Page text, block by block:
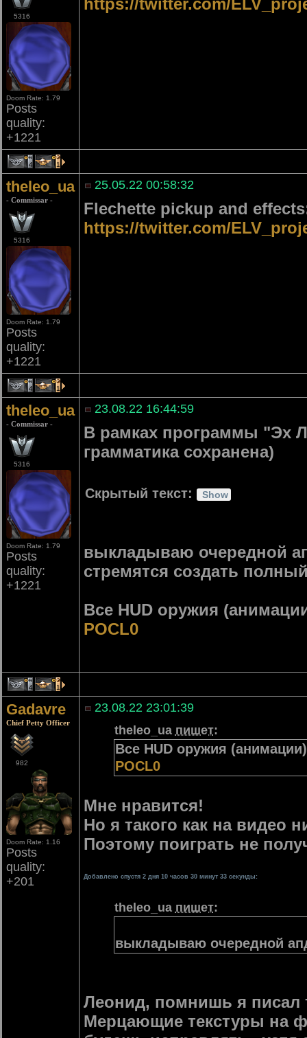
5316
Doom Rate: 1.79
Posts
quality:
+1221
https://twitter.com/
4 1
theleo_ua
- Commissar -
5316
Doom Rate: 1.79
Posts
quality:
+1221
25.05.22 00:58:32
Flechette pickup and
https://twitter.com/
4 1
theleo_ua
- Commissar -
5316
Doom Rate: 1.79
Posts
quality:
+1221
23.08.22 16:44:59
В рамках программы "Эх
грамматика сохранена)
Скрытый текст:
выкладываю очередной
стремятся создать
Все HUD оружия
POCL0
4 1
Gadavre
Chief Petty Officer
982
Doom Rate: 1.16
Posts
quality:
+201
23.08.22 23:01:39
theleo_ua пишет:
Все HUD оружия
POCL0
Мне нравится!
Но я такого как на видео
Поэтому поиграть не
Добавлено спустя 2 дня 10 часов 30 минут 33 секунды:
theleo_ua пишет:
выкладываю очередной
Леонид, помнишь я писал
Мерцающие текстуры на